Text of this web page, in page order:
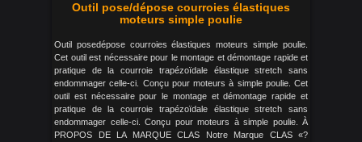
Outil pose/dépose courroies élastiques
moteurs simple poulie
Outil posedépose courroies élastiques moteurs simple poulie.
Cet outil est nécessaire pour le montage et démontage rapide et
pratique de la courroie trapézoïdale élastique stretch sans
endommager celle-ci. Conçu pour moteurs à simple poulie. Cet
outil est nécessaire pour le montage et démontage rapide et
pratique de la courroie trapézoïdale élastique stretch sans
endommager celle-ci. Conçu pour moteurs à simple poulie. À
PROPOS DE LA MARQUE CLAS Notre Marque CLAS «?